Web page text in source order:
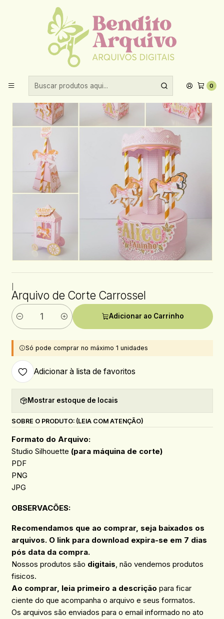
0
Aproveite 10% de desconto ao comprar acima de R$30,00!
Arquivos de corte Arquivo de Corte Carrossel
Arquivo de Corte Carrossel
Quantidade
Adicionar ao Carrinho
Só pode comprar no máximo 1 unidades
Adicionar à lista de favoritos
Mostrar estoque de locais
SOBRE O PRODUTO: (LEIA COM ATENÇÃO)
Formato do Arquivo:
Studio Silhouette (para máquina de corte)
PDF
PNG
JPG
OBSERVACÕES:
Recomendamos que ao comprar, seja baixados os
arquivos. O link para download expira-se em 7 dias
pós data da compra.
Nossos produtos são digitais, não vendemos produtos
fisicos.
Ao comprar, leia primeiro a descrição para ficar
ciente do que acompanha o arquivo e seus formatos.
Os arquivos são enviados para o email informado no ato